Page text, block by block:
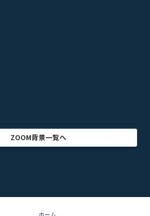
ZOOM背景一覧へ
ホーム